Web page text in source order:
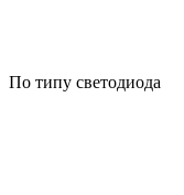
По типу светодиода